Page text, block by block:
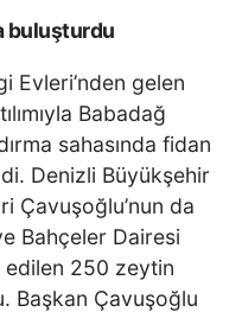
buluşturdu
Evleri’nden gelen
Babadağ
sahasında fidan
Denizli Büyükşehir
Çavuşoğlu’nun da
Bahçeler Dairesi
edilen 250 zeytin
Başkan Çavuşoğlu